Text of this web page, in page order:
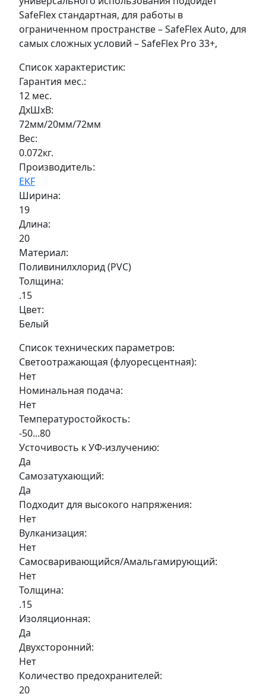
SafeFlex стандартная, для работы в
ограниченном пространстве – SafeFlex Auto, для
самых сложных условий – SafeFlex Pro 33+,
Список характеристик:
Гарантия мес.:
12 мес.
ДxШxВ:
72мм/20мм/72мм
Вес:
0.072кг.
Производитель:
EKF
Ширина:
19
Длина:
20
Материал:
Поливинилхлорид (PVC)
Толщина:
.15
Цвет:
Белый
Список технических параметров:
Светоотражающая (флуоресцентная):
Нет
Номинальная подача:
Нет
Температуростойкость:
-50...80
Усточивость к УФ-излучению:
Да
Самозатухающий:
Да
Подходит для высокого напряжения:
Нет
Вулканизация:
Нет
Самосваривающийся/Амальгамирующий:
Нет
Толщина:
.15
Изоляционная:
Да
Двухсторонний:
Нет
Количество предохранителей:
20